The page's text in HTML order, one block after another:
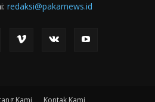
redaksi@pakarnews.id